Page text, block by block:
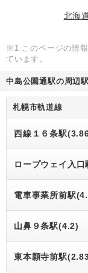
北海
※1 このページの情
ています。
中島公園通駅の周辺
札幌市軌道線
西線１６条駅
ロープウェイ入
電車事業所前駅
山鼻９条駅(4.2)
東本願寺前駅